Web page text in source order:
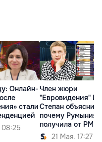
Онлайн-
стали
08:25
Член жюри
"Евровидения"
Степан
почему Румыния
получила от РМ 3
балла21 Мая. 17:27